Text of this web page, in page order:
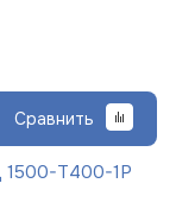
Сравнить
1500-Т400-1Р